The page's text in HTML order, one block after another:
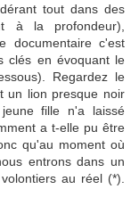
tout dans des
à la profondeur),
documentaire c'est
clés en évoquant le
Regardez le
un lion presque noir
fille n'a laissé
a t-elle pu être
qu'au moment où
entrons dans un
au réel (*).